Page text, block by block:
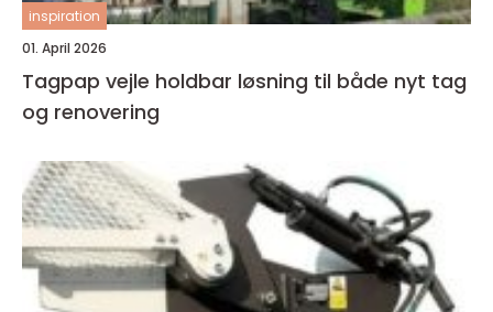
inspiration
01. April 2026
Tagpap vejle holdbar løsning til både nyt tag
og renovering